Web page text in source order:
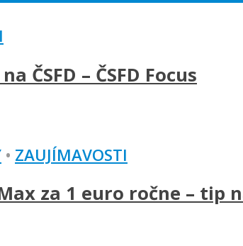
ČSFD – ČSFD Focus
• ZAUJÍMAVOSTI
za 1 euro ročne – tip